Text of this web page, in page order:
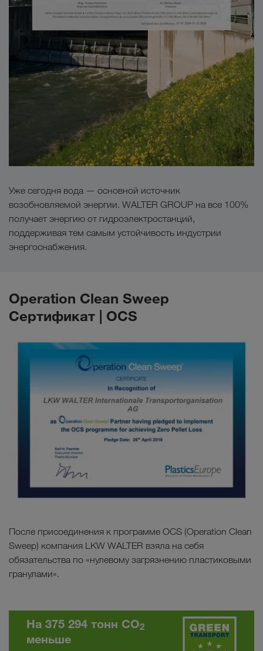
Уже сегодня вода — основной источник
возобновляемой энергии. WALTER GROUP на все 100%
получает энергию от гидроэлектростанций,
поддерживая тем самым устойчивость индустрии
энергоснабжения.
Operation Clean Sweep
Сертификат | OCS
После присоединения к программе OCS (Operation Clean
Sweep) компания LKW WALTER взяла на себя
обязательства по «нулевому загрязнению пластиковыми
гранулами».
На 375 294 тонн CO2
меньше